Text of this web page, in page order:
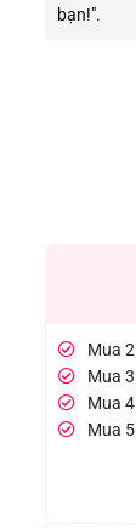
bạn!".
Mua
Mua
Mua
Mua